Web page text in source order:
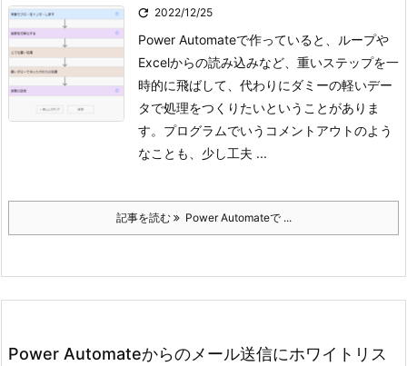
 2022/12/25
Power Automateで作っていると、ループや
Excelからの読み込みなど、重いステップを一
時的に飛ばして、代わりにダミーの軽いデー
タで処理をつくりたいということがありま
す。プログラムでいうコメントアウトのよう
なことも、少し工夫 ...
記事を読む Power Automateで ...
Power Automateからのメール送信にホワイトリス